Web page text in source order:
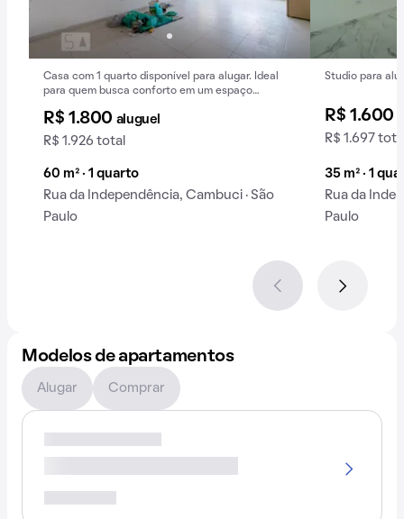
Casa com 1 quarto disponível para alugar. Ideal
para quem busca conforto em um espaço
R$ 1.800 aluguel
R$ 1.926 total
60 m² · 1 quarto
Rua da Independência, Cambuci · São
Paulo
Studio para
R$ 1.600
R$ 1.697
35 m² · 1
Rua da
Paulo
Modelos de apartamentos
Alugar Comprar